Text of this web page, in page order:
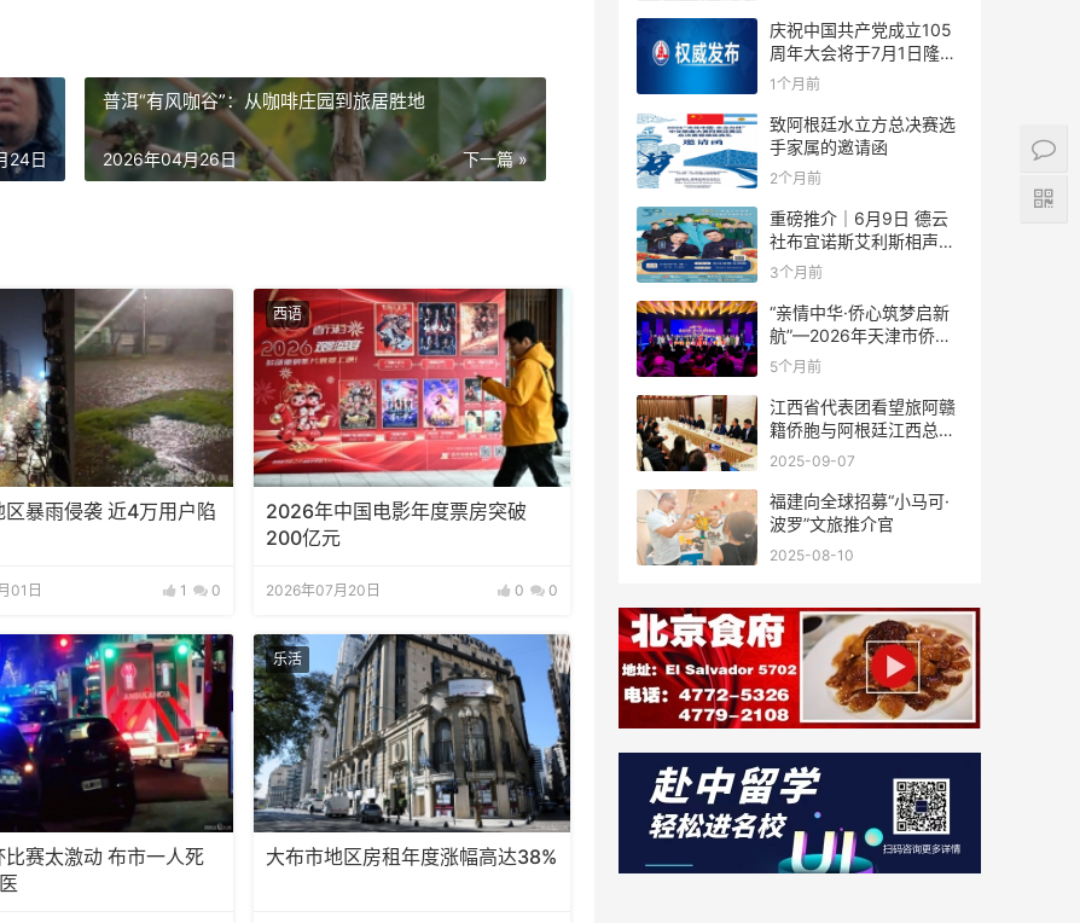
24日
普洱“有风咖谷”：从咖啡庄园到旅居胜地
下一篇 »
2026年04月26日
区暴雨侵袭 近4万用户陷
01日 1 0
西语
2026年中国电影年度票房突破
200亿元
2026年07月20日 0 0
比赛太激动 布市一人死
乐活
大布市地区房租年度涨幅高达38%
庆祝中国共产党成立105
周年大会将于7月1日隆重
举行
1个月前
致阿根廷水立方总决赛选
手家属的邀请函
2个月前
重磅推介｜6月9日 德云
社布宜诺斯艾利斯相声专
场！国风曲艺邂逅南美风
结！
3个月前
“亲情中华·侨心筑梦启新
航”—2026年天津市侨界
新春联谊活动成功举办
5个月前
江西省代表团看望旅阿赣
籍侨胞与阿根廷江西总商
会座谈
2025-09-07
福建向全球招募“小马可·
波罗”文旅推介官
2025-08-10